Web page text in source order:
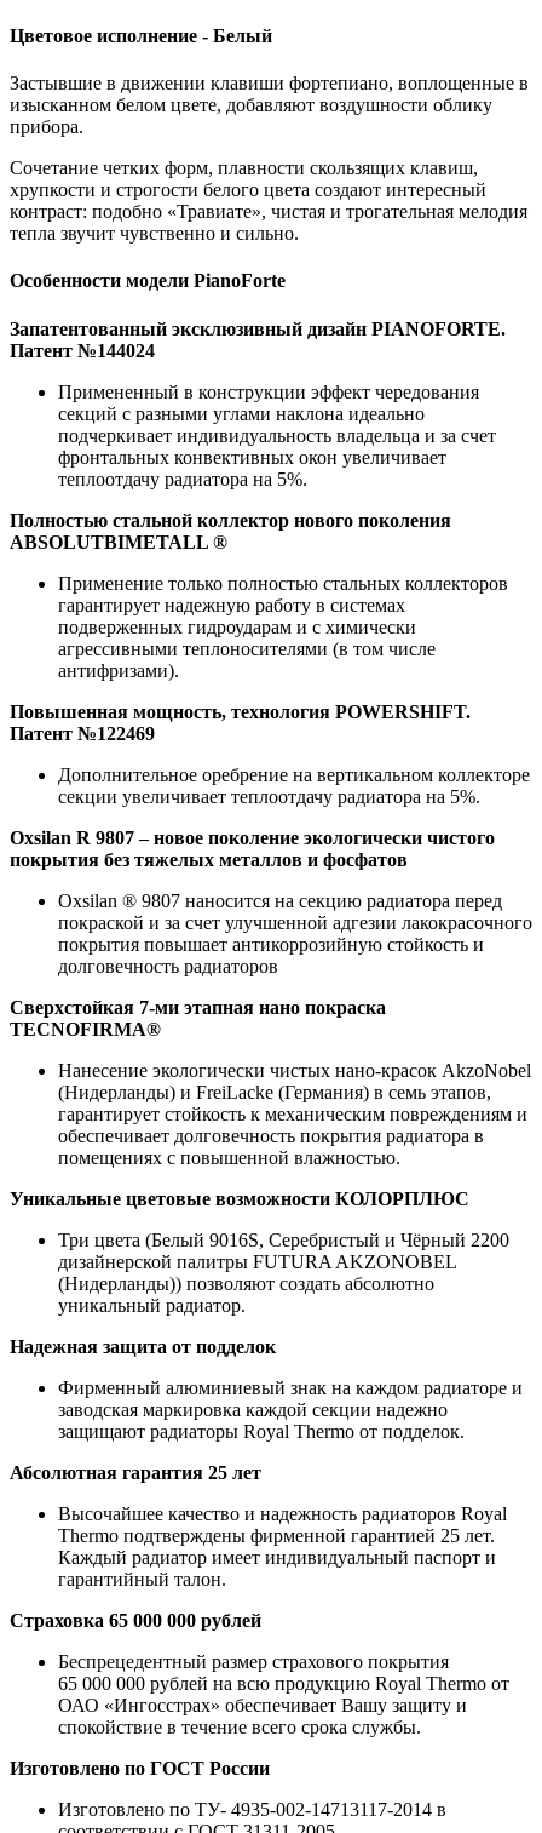
Цветовое исполнение - Белый
Застывшие в движении клавиши фортепиано, воплощенные в
изысканном белом цвете, добавляют воздушности облику
прибора.
Сочетание четких форм, плавности скользящих клавиш,
хрупкости и строгости белого цвета создают интересный
контраст: подобно «Травиате», чистая и трогательная мелодия
тепла звучит чувственно и сильно.
Особенности модели PianoForte
Запатентованный эксклюзивный дизайн PIANOFORTE.
Патент №144024
Примененный в конструкции эффект чередования
секций с разными углами наклона идеально
подчеркивает индивидуальность владельца и за счет
фронтальных конвективных окон увеличивает
теплоотдачу радиатора на 5%.
Полностью стальной коллектор нового поколения
ABSOLUTBIMETALL ®
Применение только полностью стальных коллекторов
гарантирует надежную работу в системах
подверженных гидроударам и с химически
агрессивными теплоносителями (в том числе
антифризами).
Повышенная мощность, технология POWERSHIFT.
Патент №122469
Дополнительное оребрение на вертикальном коллекторе
секции увеличивает теплоотдачу радиатора на 5%.
Oxsilan R 9807 – новое поколение экологически чистого
покрытия без тяжелых металлов и фосфатов
Oxsilan ® 9807 наносится на секцию радиатора перед
покраской и за счет улучшенной адгезии лакокрасочного
покрытия повышает антикоррозийную стойкость и
долговечность радиаторов
Сверхстойкая 7-ми этапная нано покраска
TECNOFIRMA®
Нанесение экологически чистых нано-красок AkzoNobel
(Нидерланды) и FreiLacke (Германия) в семь этапов,
гарантирует стойкость к механическим повреждениям и
обеспечивает долговечность покрытия радиатора в
помещениях с повышенной влажностью.
Уникальные цветовые возможности КОЛОРПЛЮС
Три цвета (Белый 9016S, Серебристый и Чёрный 2200
дизайнерской палитры FUTURA AKZONOBEL
(Нидерланды)) позволяют создать абсолютно
уникальный радиатор.
Надежная защита от подделок
Фирменный алюминиевый знак на каждом радиаторе и
заводская маркировка каждой секции надежно
защищают радиаторы Royal Thermo от подделок.
Абсолютная гарантия 25 лет
Высочайшее качество и надежность радиаторов Royal
Thermo подтверждены фирменной гарантией 25 лет.
Каждый радиатор имеет индивидуальный паспорт и
гарантийный талон.
Страховка 65 000 000 рублей
Беспрецедентный размер страхового покрытия
65 000 000 рублей на всю продукцию Royal Thermo от
ОАО «Ингосстрах» обеспечивает Вашу защиту и
спокойствие в течение всего срока службы.
Изготовлено по ГОСТ России
Изготовлено по ТУ- 4935-002-14713117-2014 в